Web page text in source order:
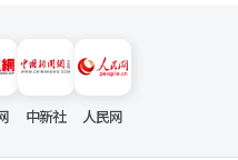
中新社 人民网